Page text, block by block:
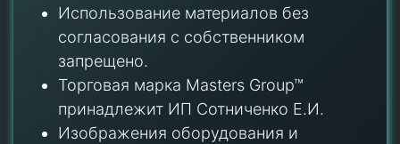
Использование материалов без
согласования с собственником
запрещено.
Торговая марка Masters Group™
принадлежит ИП Сотниченко Е.И.
Изображения оборудования и